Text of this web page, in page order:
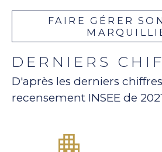
FAIRE GÉRER
DERNIERS
D'après les derniers
recensement INSEE de